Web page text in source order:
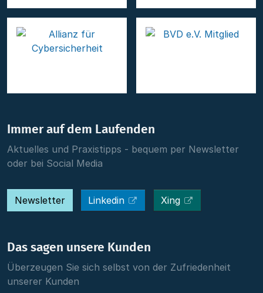
Immer auf dem Laufenden
Aktuelles und Praxistipps - bequem per Newsletter
oder bei Social Media
Newsletter Linkedin Xing
Das sagen unsere Kunden
Überzeugen Sie sich selbst von der Zufriedenheit
unserer Kunden